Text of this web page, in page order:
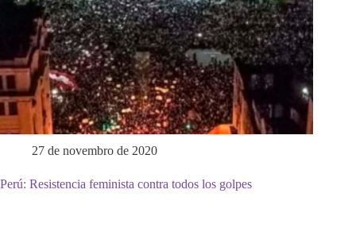
27 de novembro de 2020
Perú: Resistencia feminista contra todos los golpes